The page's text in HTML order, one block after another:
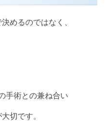
めるのではなく、
手術との兼ね合い
切です。